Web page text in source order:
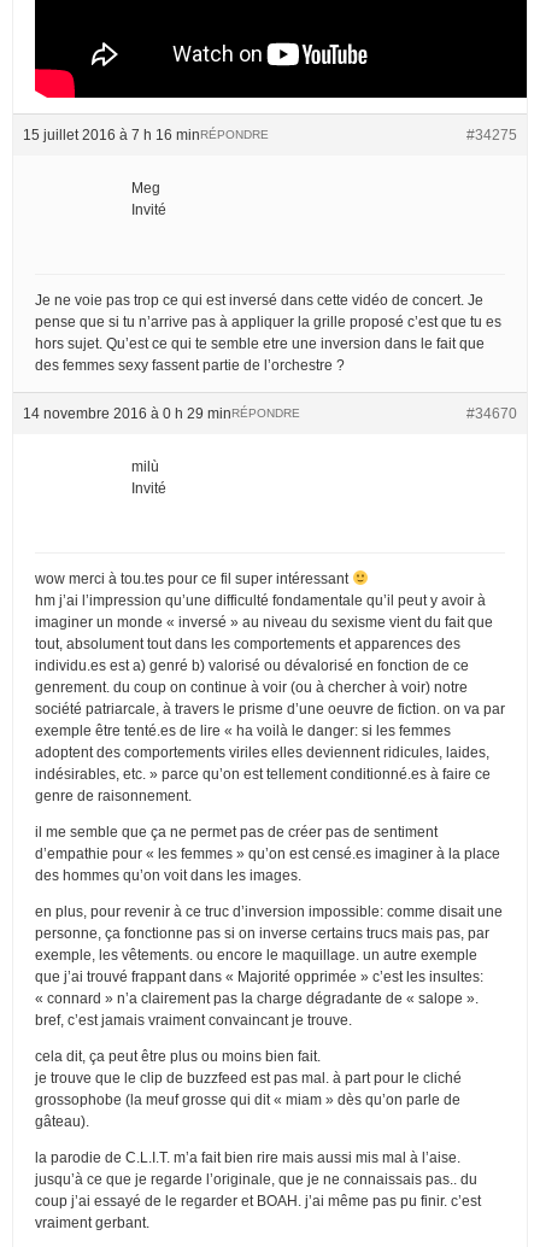
15 juillet 2016 à 7 h 16 min #34275
RÉPONDRE
Meg
Invité
Je ne voie pas trop ce qui est inversé dans cette vidéo de concert. Je
pense que si tu n’arrive pas à appliquer la grille proposé c’est que tu es
hors sujet. Qu’est ce qui te semble etre une inversion dans le fait que
des femmes sexy fassent partie de l’orchestre ?
14 novembre 2016 à 0 h 29 min #34670
RÉPONDRE
milù
Invité
wow merci à tou.tes pour ce fil super intéressant
hm j’ai l’impression qu’une difficulté fondamentale qu’il peut y avoir à
imaginer un monde « inversé » au niveau du sexisme vient du fait que
tout, absolument tout dans les comportements et apparences des
individu.es est a) genré b) valorisé ou dévalorisé en fonction de ce
genrement. du coup on continue à voir (ou à chercher à voir) notre
société patriarcale, à travers le prisme d’une oeuvre de fiction. on va par
exemple être tenté.es de lire « ha voilà le danger: si les femmes
adoptent des comportements viriles elles deviennent ridicules, laides,
indésirables, etc. » parce qu’on est tellement conditionné.es à faire ce
genre de raisonnement.
il me semble que ça ne permet pas de créer pas de sentiment
d’empathie pour « les femmes » qu’on est censé.es imaginer à la place
des hommes qu’on voit dans les images.
en plus, pour revenir à ce truc d’inversion impossible: comme disait une
personne, ça fonctionne pas si on inverse certains trucs mais pas, par
exemple, les vêtements. ou encore le maquillage. un autre exemple
que j’ai trouvé frappant dans « Majorité opprimée » c’est les insultes:
« connard » n’a clairement pas la charge dégradante de « salope ».
bref, c’est jamais vraiment convaincant je trouve.
cela dit, ça peut être plus ou moins bien fait.
je trouve que le clip de buzzfeed est pas mal. à part pour le cliché
grossophobe (la meuf grosse qui dit « miam » dès qu’on parle de
gâteau).
la parodie de C.L.I.T. m’a fait bien rire mais aussi mis mal à l’aise.
jusqu’à ce que je regarde l’originale, que je ne connaissais pas.. du
coup j’ai essayé de le regarder et BOAH. j’ai même pas pu finir. c’est
vraiment gerbant.